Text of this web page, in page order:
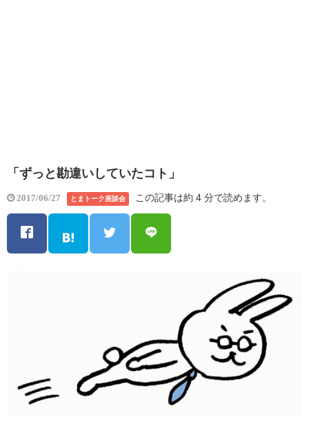
「ずっと勘違いしていたコト」
2017/06/27 とまトーク座談会 この記事は約 4 分で読めます。